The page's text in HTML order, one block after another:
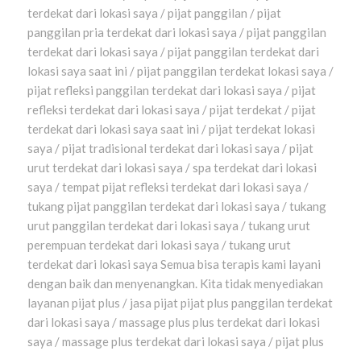
terdekat dari lokasi saya / pijat panggilan / pijat
panggilan pria terdekat dari lokasi saya / pijat panggilan
terdekat dari lokasi saya / pijat panggilan terdekat dari
lokasi saya saat ini / pijat panggilan terdekat lokasi saya /
pijat refleksi panggilan terdekat dari lokasi saya / pijat
refleksi terdekat dari lokasi saya / pijat terdekat / pijat
terdekat dari lokasi saya saat ini / pijat terdekat lokasi
saya / pijat tradisional terdekat dari lokasi saya / pijat
urut terdekat dari lokasi saya / spa terdekat dari lokasi
saya / tempat pijat refleksi terdekat dari lokasi saya /
tukang pijat panggilan terdekat dari lokasi saya / tukang
urut panggilan terdekat dari lokasi saya / tukang urut
perempuan terdekat dari lokasi saya / tukang urut
terdekat dari lokasi saya Semua bisa terapis kami layani
dengan baik dan menyenangkan. Kita tidak menyediakan
layanan pijat plus / jasa pijat pijat plus panggilan terdekat
dari lokasi saya / massage plus plus terdekat dari lokasi
saya / massage plus terdekat dari lokasi saya / pijat plus